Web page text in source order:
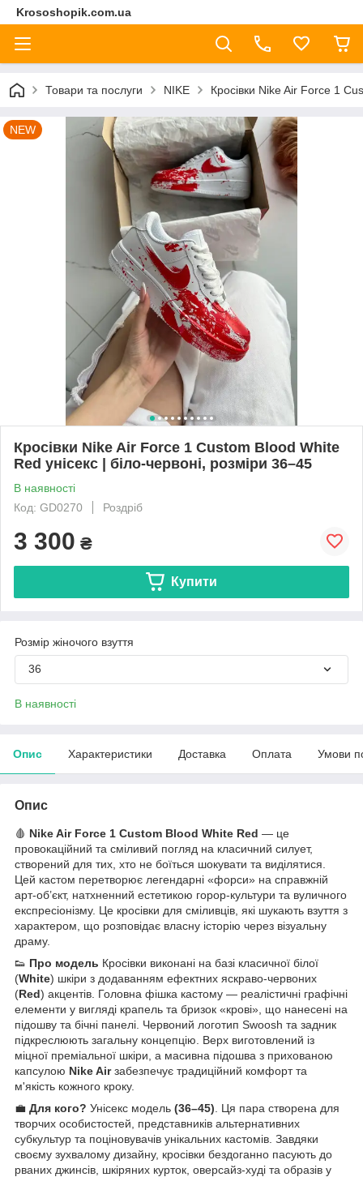
Krososhopik.com.ua
Товари та послуги NIKE Кросівки Nike Air Force 1
NEW
Кросівки Nike Air Force 1 Custom Blood White
Red унісекс | біло-червоні, розміри 36–45
В наявності
Код: GD0270
Роздріб
3 300 ₴
Купити
Розмір жіночого взуття
36
В наявності
Опис Характеристики Доставка Оплата Умови
Опис
🩸 Nike Air Force 1 Custom Blood White Red — це
провокаційний та сміливий погляд на класичний силует,
створений для тих, хто не боїться шокувати та виділятися.
Цей кастом перетворює легендарні «форси» на справжній
арт-об’єкт, натхненний естетикою горор-культури та вуличного
експресіонізму. Це кросівки для сміливців, які шукають взуття з
характером, що розповідає власну історію через візуальну
драму.
👟 Про модель Кросівки виконані на базі класичної білої
(White) шкіри з додаванням ефектних яскраво-червоних
(Red) акцентів. Головна фішка кастому — реалістичні графічні
елементи у вигляді крапель та бризок «крові», що нанесені на
підошву та бічні панелі. Червоний логотип Swoosh та задник
підкреслюють загальну концепцію. Верх виготовлений із
міцної преміальної шкіри, а масивна підошва з прихованою
капсулою Nike Airзабезпечує традиційний комфорт та
м'якість кожного кроку.
💼 Для кого? Унісекс модель (36–45) . Ця пара створена для
творчих особистостей, представників альтернативних
субкультур та поціновувачів унікальних кастомів. Завдяки
своєму зухвалому дизайну, кросівки бездоганно пасують до
рваних джинсів, шкіряних курток, оверсайз-худі та образів у